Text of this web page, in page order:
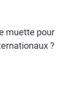
muette pour
?